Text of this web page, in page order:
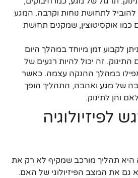
להוביל לתחושת נוחות וקרבה. המגע
כמו אוקסיטוצין, שמקנים תחושת
לקבוע זמן מיוחד במהלך היום
זה יכול להיות רגעים של
במהלך ההנקה עצמה. כאשר
של מגע ואהבה, התהליך הופך
והן לתינוק.
לפיזיולוגיה
תהליך מורכב שמקיף לא רק את
גם את המצב הפיזיולוגי של האם.